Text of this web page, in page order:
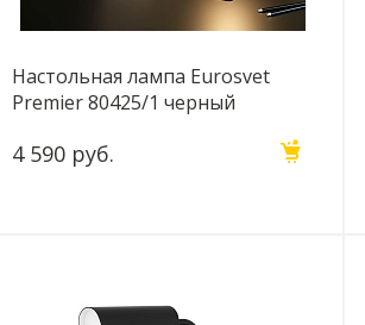
Настольная лампа Eurosvet
Premier 80425/1 черный
4 590 руб.